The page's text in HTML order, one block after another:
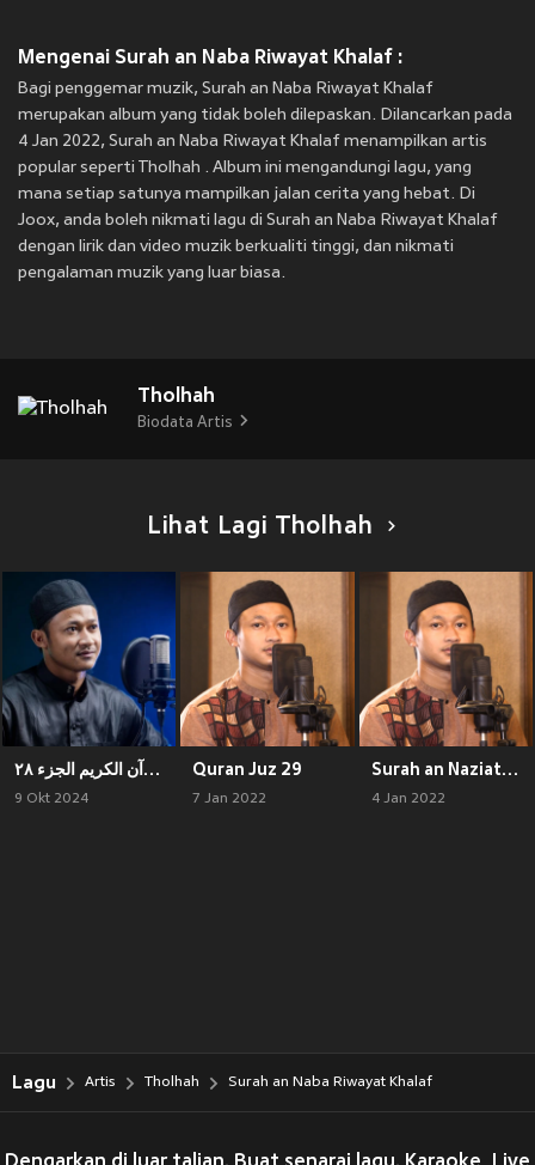
Mengenai Surah an Naba Riwayat Khalaf :
Bagi penggemar muzik, Surah an Naba Riwayat Khalaf
merupakan album yang tidak boleh dilepaskan. Dilancarkan pada
4 Jan 2022, Surah an Naba Riwayat Khalaf menampilkan artis
popular seperti Tholhah . Album ini mengandungi lagu, yang
mana setiap satunya mampilkan jalan cerita yang hebat. Di
Joox, anda boleh nikmati lagu di Surah an Naba Riwayat Khalaf
dengan lirik dan video muzik berkualiti tinggi, dan nikmati
pengalaman muzik yang luar biasa.
Tholhah
Biodata Artis
Lihat Lagi Tholhah
القرآن الكريم الجزء ٢٨
9 Okt 2024
Quran Juz 29
7 Jan 2022
Surah an Naziat Riwayat Khalaf
4 Jan 2022
Lagu Artis Tholhah Surah an Naba Riwayat Khalaf